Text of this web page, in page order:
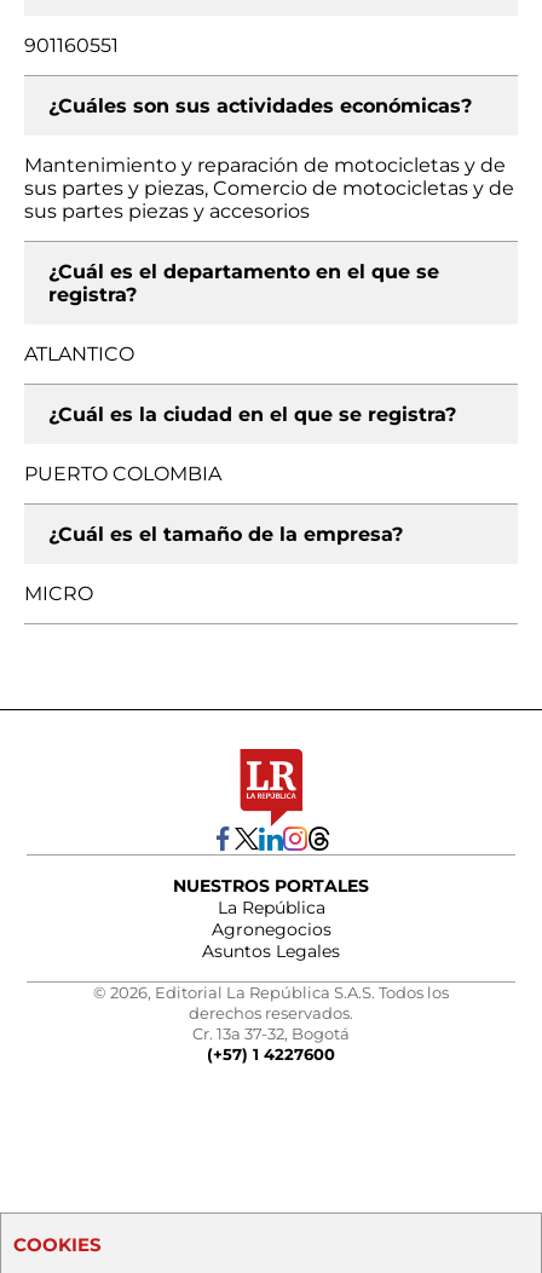
901160551
¿Cuáles son sus actividades económicas?
Mantenimiento y reparación de motocicletas y de
sus partes y piezas, Comercio de motocicletas y de
sus partes piezas y accesorios
¿Cuál es el departamento en el que se
registra?
ATLANTICO
¿Cuál es la ciudad en el que se registra?
PUERTO COLOMBIA
¿Cuál es el tamaño de la empresa?
MICRO
NUESTROS PORTALES
La República
Agronegocios
Asuntos Legales
© 2026, Editorial La República S.A.S. Todos los
derechos reservados.
Cr. 13a 37-32, Bogotá
(+57) 1 4227600
COOKIES